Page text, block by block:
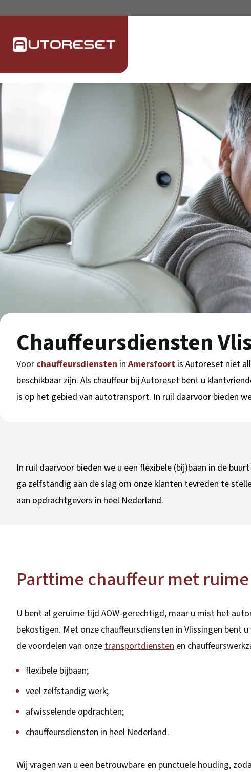
Chauffeursdiensten
Voor chauffeursdiensten inAmersfoort is Autoreset niet
beschikbaar zijn. Als chauffeur bij Autoreset bent u
is op het gebied van autotransport. In ruil daarvoor bieden
In ruil daarvoor bieden we u een flexibele (bij)baan in de
ga zelfstandig aan de slag om onze klanten tevreden te
aan opdrachtgevers in heel Nederland.
Parttime chauffeur met
U bent al geruime tijd AOW-gerechtigd, maar u mist het
bekostigen. Met onze chauffeursdiensten in Vlissingen bent
de voordelen van onzetransportdiensten en
flexibele bijbaan;
veel zelfstandig werk;
afwisselende opdrachten;
chauffeursdiensten in heel Nederland.
Wij vragen van u een betrouwbare en punctuele houding,